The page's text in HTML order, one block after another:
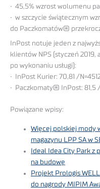
• 45,5% wzrost wolumenu
• w szczycie świątecznym
do Paczkomatów®
InPost notuje jeden z
klientów NPS (styczeń 2019,
po wykonaniu usługi):
• InPost Kurier: 70,81 /
• Paczkomaty® InPost: 81,5
Powiązane wpisy:
Więcej polskiej mody
magazynu LPP SA w
Ideal Idea City Park
na budowę
Projekt Prologis
do nagrody MIPIM